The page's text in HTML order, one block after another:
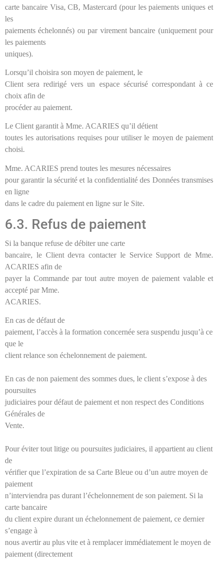
carte bancaire Visa, CB, Mastercard (pour les paiements uniques et
les
paiements échelonnés) ou par virement bancaire (uniquement pour
les paiements
uniques).
Lorsqu’il choisira son moyen de paiement, le
Client sera redirigé vers un espace sécurisé correspondant à ce
choix afin de
procéder au paiement.
Le Client garantit à Mme. ACARIES qu’il détient
toutes les autorisations requises pour utiliser le moyen de paiement
choisi.
Mme. ACARIES prend toutes les mesures nécessaires
pour garantir la sécurité et la confidentialité des Données transmises
en ligne
dans le cadre du paiement en ligne sur le Site.
6.3. Refus de paiement
Si la banque refuse de débiter une carte
bancaire, le Client devra contacter le Service Support de Mme.
ACARIES afin de
payer la Commande par tout autre moyen de paiement valable et
accepté par Mme.
ACARIES.
En cas de défaut de
paiement, l’accès à la formation concernée sera suspendu jusqu’à ce
que le
client relance son échelonnement de paiement.
En cas de non paiement des sommes dues, le client s’expose à des
poursuites
judiciaires pour défaut de paiement et non respect des Conditions
Générales de
Vente.
Pour éviter tout litige ou poursuites judiciaires, il appartient au client
de
vérifier que l’expiration de sa Carte Bleue ou d’un autre moyen de
paiement
n’interviendra pas durant l’échelonnement de son paiement. Si la
carte bancaire
du client expire durant un échelonnement de paiement, ce dernier
s’engage à
nous avertir au plus vite et à remplacer immédiatement le moyen de
paiement (directement